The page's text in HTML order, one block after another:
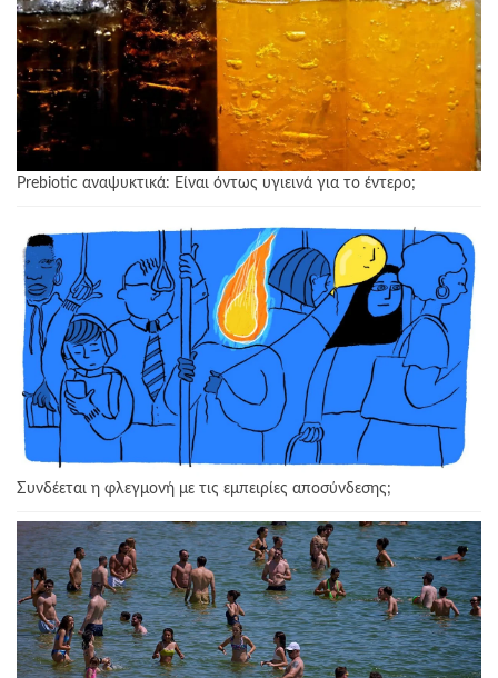
Prebiotic αναψυκτικά: Είναι όντως υγιεινά για το έντερο;
Συνδέεται η φλεγμονή με τις εμπειρίες αποσύνδεσης;